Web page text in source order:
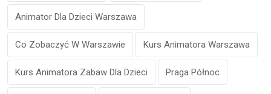
Animator Dla Dzieci Warszawa
Co Zobaczyć W Warszawie Kurs Animatora Warszawa
Kurs Animatora Zabaw Dla Dzieci Praga Północ